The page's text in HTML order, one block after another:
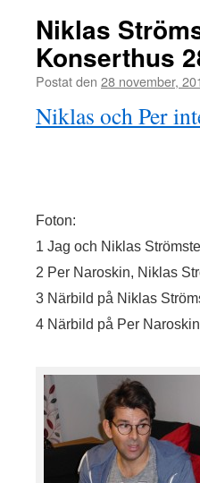
Niklas
Konserthus
Postat den 28 november,
Niklas och Per
Foton:
1 Jag och Niklas
2 Per Naroskin, Niklas
3 Närbild på Niklas
4 Närbild på Per Naroskin